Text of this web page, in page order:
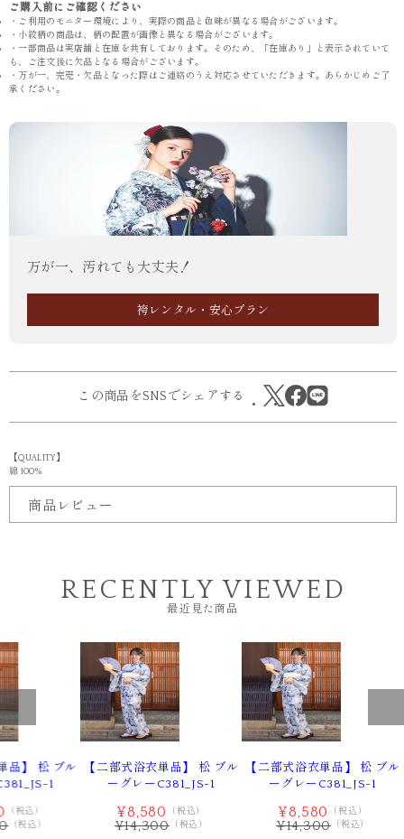
ご購入前にご確認ください
・ご利用のモニター環境により、実際の商品と色味が異なる場合がございます。
・小紋柄の商品は、柄の配置が画像と異なる場合がございます。
・一部商品は実店舗と在庫を共有しております。そのため、「在庫あり」と表示されていて
も、ご注文後に欠品となる場合がございます。
・万が一、完売・欠品となった際はご連絡のうえ対応させていただきます。あらかじめご了
承ください。
万が一、汚れても大丈夫！
袴レンタル・安心プラン
この商品をSNSでシェアする
【QUALITY】
綿 100%
商品レビュー
RECENTLY VIEWED
最近見た商品
品】 松 ブル
1
（税込）
（税込）
【二部式浴衣単品】 松 ブル
ーグレーC381_JS-1
¥8,580 （税込）
¥14,300 （税込）
【二部式浴衣単品】 松 ブル
ーグレーC381_JS-1
¥8,580 （税込）
¥14,300 （税込）